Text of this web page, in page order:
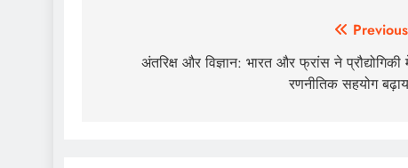
navigation
अंतरिक्ष और विज्ञान: भारत और फ्रांस ने प्रौद्योगिकी
रणनीतिक सहयोग